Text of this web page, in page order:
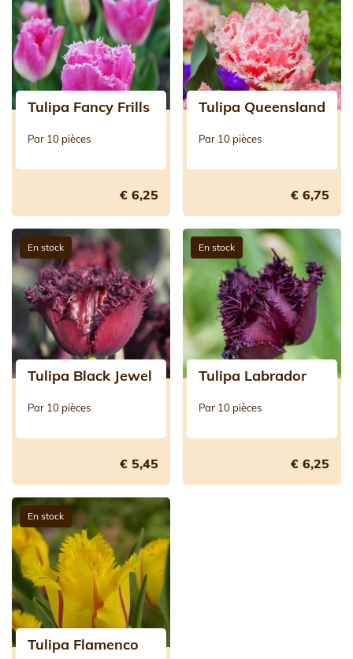
Tulipa Fancy Frills
Par 10 pièces
€ 6,25
Tulipa Queensland
Par 10 pièces
€ 6,75
En stock
Tulipa Black Jewel
Par 10 pièces
€ 5,45
En stock
Tulipa Labrador
Par 10 pièces
€ 6,25
En stock
Tulipa Flamenco